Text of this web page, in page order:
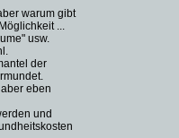
warum gibt
...
usw.
der
eben
und